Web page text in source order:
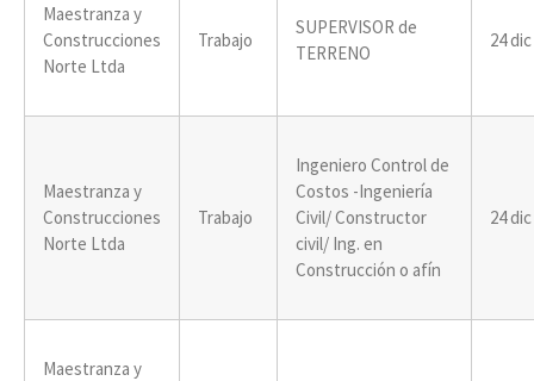
Maestranza y
Construcciones
Norte Ltda
Trabajo
SUPERVISOR de
TERRENO
24
Maestranza y
Construcciones
Norte Ltda
Trabajo
Ingeniero Control de
Costos -Ingeniería
Civil/ Constructor
civil/ Ing. en
Construcción o afín
24
Maestranza y